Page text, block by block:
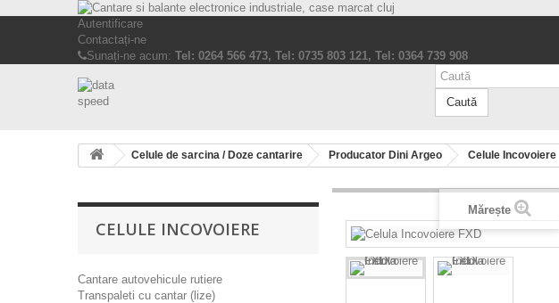
Autentificare
Contactați-ne
Sunați-ne acum: Tel: 0264 566 473, Tel: 0735 803 121, Tel: 0364 739 908
Caută
Celule de sarcina / Doze cantarire Producator Dini Argeo Celule Incovoiere
CELULE INCOVOIERE
Cantare autovehicule rutiere
Transpaleti cu cantar (lize)
Mărește